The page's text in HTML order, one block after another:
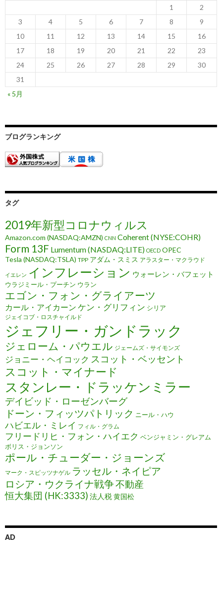
1
2
3
4 5 6 7 8
9
10
11 12 13 14 15
16
17
18 19 20 21 22
23
24
25 26 27 28 29
30
31
« 5月
ブログランキング
タグ
2019年新型コロナウィルス
Amazon.com (NASDAQ:AMZN) CNN Coherent (NYSE:COHR)
Form 13F Lumentum (NASDAQ:LITE) OECD OPEC
Tesla (NASDAQ:TSLA) TPP アダム・スミス アラスター・マクラウド
イエレン インフレーション ウォーレン・バフェット
ウラジミール・プーチン ウラン
エゴン・フォン・グライアーツ
カール・アイカーン ケン・グリフィン シリア
ジェイコブ・ロスチャイルド
ジェフリー・ガンドラック
ジェローム・パウエル ジェームズ・サイモンズ
ジョニー・ヘイコック スコット・ベッセント
スコット・マイナード
スタンレー・ドラッケンミラー
デイビッド・ローゼンバーグ
ドーン・フィッツパトリック ニール・ハウ
ハビエル・ミレイ フィル・グラム
フリードリヒ・フォン・ハイエク ベンジャミン・グレアム
ボリス・ジョンソン
ポール・チューダー・ジョーンズ
マーク・スピッツナゲル ラッセル・ネイピア
ロシア・ウクライナ戦争不動産
恒大集団 (HK:3333) 法人税黄国松
AD